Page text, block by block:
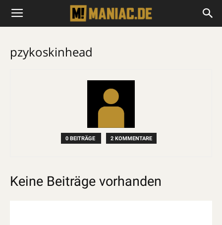
pzykoskinhead
0 BEITRÄGE 2 KOMMENTARE
Keine Beiträge vorhanden